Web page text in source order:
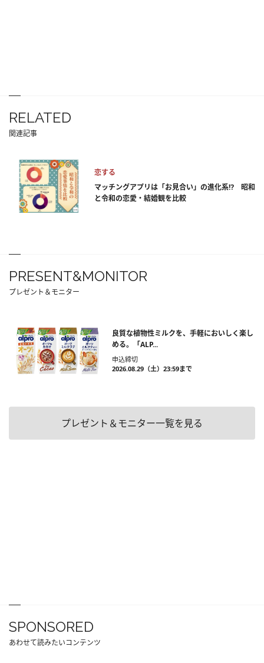
RELATED
関連記事
恋する
マッチングアプリは「お見合い」の進化系⁉ 昭和
と令和の恋愛・結婚観を比較
PRESENT&MONITOR
プレゼント＆モニター
良質な植物性ミルクを、手軽においしく楽し
める。「ALP...
申込締切
2026.08.29（土）23:59まで
プレゼント＆モニター一覧を見る
SPONSORED
あわせて読みたいコンテンツ